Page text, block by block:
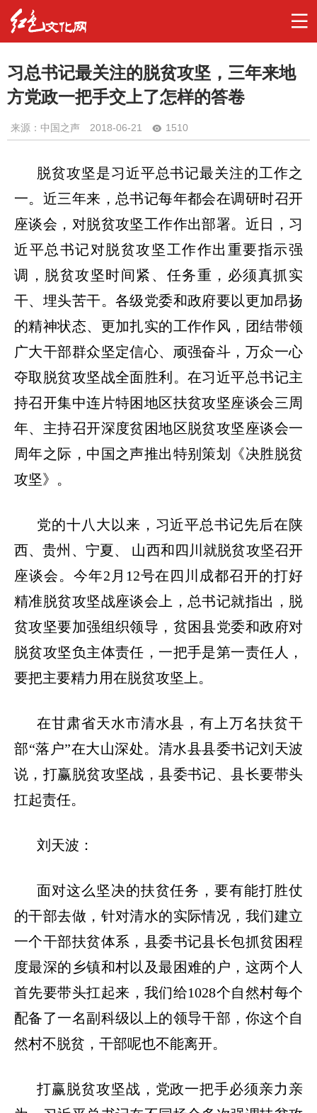
习总书记最关注的脱贫攻坚，三年来地
方党政一把手交上了怎样的答卷
来源：中国之声 2018-06-21 1510
脱贫攻坚是习近平总书记最关注的工作之
一。近三年来，总书记每年都会在调研时召开
座谈会，对脱贫攻坚工作作出部署。近日，习
近平总书记对脱贫攻坚工作作出重要指示强
调，脱贫攻坚时间紧、任务重，必须真抓实
干、埋头苦干。各级党委和政府要以更加昂扬
的精神状态、更加扎实的工作作风，团结带领
广大干部群众坚定信心、顽强奋斗，万众一心
夺取脱贫攻坚战全面胜利。在习近平总书记主
持召开集中连片特困地区扶贫攻坚座谈会三周
年、主持召开深度贫困地区脱贫攻坚座谈会一
周年之际，中国之声推出特别策划《决胜脱贫
攻坚》。
党的十八大以来，习近平总书记先后在陕
西、贵州、宁夏、
山西和四川就脱贫攻坚召开
座谈会。今年2月12号在四川成都召开的打好
精准脱贫攻坚战座谈会上，总书记就指出，脱
贫攻坚要加强组织领导，贫困县党委和政府对
脱贫攻坚负主体责任，一把手是第一责任人，
要把主要精力用在脱贫攻坚上。
在甘肃省天水市清水县，有上万名扶贫干
部“落户”在大山深处。清水县县委书记刘天波
说，打赢脱贫攻坚战，县委书记、县长要带头
扛起责任。
刘天波：
面对这么坚决的扶贫任务，要有能打胜仗
的干部去做，针对清水的实际情况，我们建立
一个干部扶贫体系，县委书记县长包抓贫困程
度最深的乡镇和村以及最困难的户，这两个人
首先要带头扛起来，我们给1028个自然村每个
配备了一名副科级以上的领导干部，你这个自
然村不脱贫，干部呢也不能离开。
打赢脱贫攻坚战，党政一把手必须亲力亲